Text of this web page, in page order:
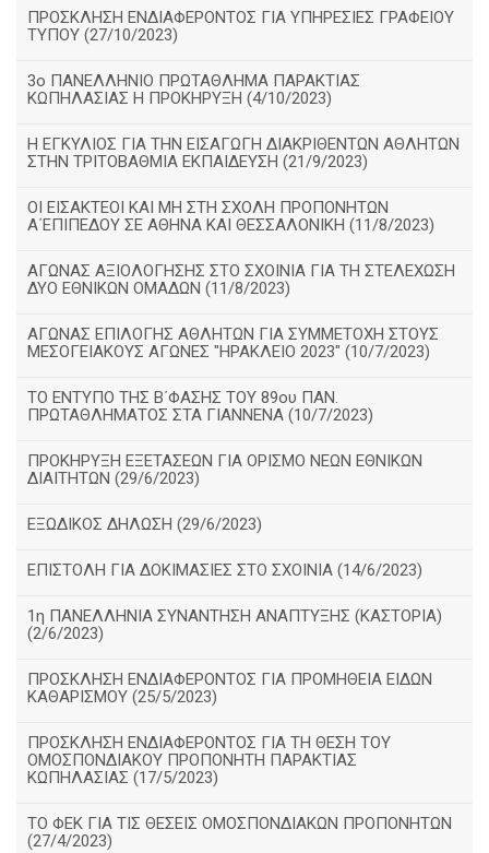
ΠΡΟΣΚΛΗΣΗ ΕΝΔΙΑΦΕΡΟΝΤΟΣ ΓΙΑ ΥΠΗΡΕΣΙΕΣ ΓΡΑΦΕΙΟΥ
ΤΥΠΟΥ (27/10/2023)
3ο ΠΑΝΕΛΛΗΝΙΟ ΠΡΩΤΑΘΛΗΜΑ ΠΑΡΑΚΤΙΑΣ
ΚΩΠΗΛΑΣΙΑΣ Η ΠΡΟΚΗΡΥΞΗ (4/10/2023)
Η ΕΓΚΥΛΙΟΣ ΓΙΑ ΤΗΝ ΕΙΣΑΓΩΓΗ ΔΙΑΚΡΙΘΕΝΤΩΝ ΑΘΛΗΤΩΝ
ΣΤΗΝ ΤΡΙΤΟΒΑΘΜΙΑ ΕΚΠΑΙΔΕΥΣΗ (21/9/2023)
ΟΙ ΕΙΣΑΚΤΕΟΙ ΚΑΙ ΜΗ ΣΤΗ ΣΧΟΛΗ ΠΡΟΠΟΝΗΤΩΝ
Α΄ΕΠΙΠΕΔΟΥ ΣΕ ΑΘΗΝΑ ΚΑΙ ΘΕΣΣΑΛΟΝΙΚΗ (11/8/2023)
ΑΓΩΝΑΣ ΑΞΙΟΛΟΓΗΣΗΣ ΣΤΟ ΣΧΟΙΝΙΑ ΓΙΑ ΤΗ ΣΤΕΛΕΧΩΣΗ
ΔΥΟ ΕΘΝΙΚΩΝ ΟΜΑΔΩΝ (11/8/2023)
ΑΓΩΝΑΣ ΕΠΙΛΟΓΗΣ ΑΘΛΗΤΩΝ ΓΙΑ ΣΥΜΜΕΤΟΧΗ ΣΤΟΥΣ
ΜΕΣΟΓΕΙΑΚΟΥΣ ΑΓΩΝΕΣ "ΗΡΑΚΛΕΙΟ 2023" (10/7/2023)
ΤΟ ΕΝΤΥΠΟ ΤΗΣ Β΄ΦΑΣΗΣ ΤΟΥ 89ου ΠΑΝ.
ΠΡΩΤΑΘΛΗΜΑΤΟΣ ΣΤΑ ΓΙΑΝΝΕΝΑ (10/7/2023)
ΠΡΟΚΗΡΥΞΗ ΕΞΕΤΑΣΕΩΝ ΓΙΑ ΟΡΙΣΜΟ ΝΕΩΝ ΕΘΝΙΚΩΝ
ΔΙΑΙΤΗΤΩΝ (29/6/2023)
ΕΞΩΔΙΚΟΣ ΔΗΛΩΣΗ (29/6/2023)
ΕΠΙΣΤΟΛΗ ΓΙΑ ΔΟΚΙΜΑΣΙΕΣ ΣΤΟ ΣΧΟΙΝΙΑ (14/6/2023)
1η ΠΑΝΕΛΛΗΝΙΑ ΣΥΝΑΝΤΗΣΗ ΑΝΑΠΤΥΞΗΣ (ΚΑΣΤΟΡΙΑ)
(2/6/2023)
ΠΡΟΣΚΛΗΣΗ ΕΝΔΙΑΦΕΡΟΝΤΟΣ ΓΙΑ ΠΡΟΜΗΘΕΙΑ ΕΙΔΩΝ
ΚΑΘΑΡΙΣΜΟΥ (25/5/2023)
ΠΡΟΣΚΛΗΣΗ ΕΝΔΙΑΦΕΡΟΝΤΟΣ ΓΙΑ ΤΗ ΘΕΣΗ ΤΟΥ
ΟΜΟΣΠΟΝΔΙΑΚΟΥ ΠΡΟΠΟΝΗΤΗ ΠΑΡΑΚΤΙΑΣ
ΚΩΠΗΛΑΣΙΑΣ (17/5/2023)
ΤΟ ΦΕΚ ΓΙΑ ΤΙΣ ΘΕΣΕΙΣ ΟΜΟΣΠΟΝΔΙΑΚΩΝ ΠΡΟΠΟΝΗΤΩΝ
(27/4/2023)